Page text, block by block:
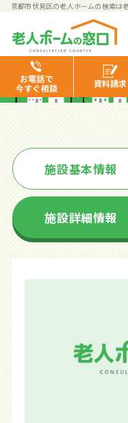
京都市伏見区の老人ホームの検索は
お電話で
今すぐ相談
資料請求
ケアコ
施設基本情報
施設詳細情報